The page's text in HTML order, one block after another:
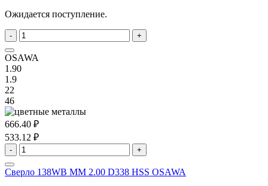
Ожидается поступление.
- +
OSAWA
1.90
1.9
22
46
666.40 ₽
533.12 ₽
- +
Сверло 138WB MM 2.00 D338 HSS OSAWA